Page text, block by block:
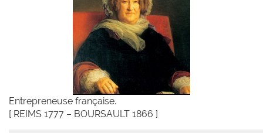
Entrepreneuse française.
[ REIMS 1777 – BOURSAULT 1866 ]